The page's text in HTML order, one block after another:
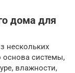
дома для
нескольких
основа системы,
влажности,